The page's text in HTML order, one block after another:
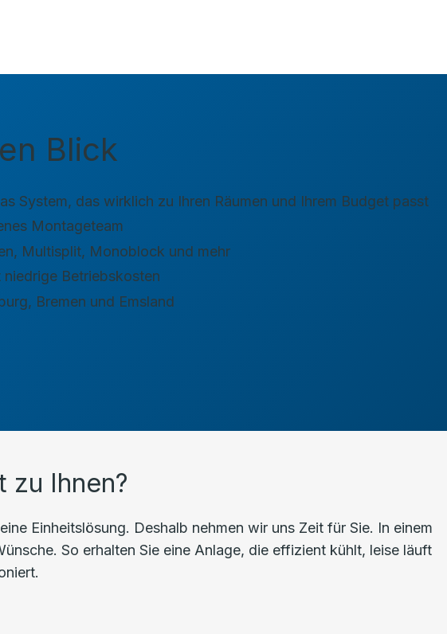
Blick
System, das wirklich zu Ihren Räumen und Ihrem Budget passt
Montageteam
Multisplit, Monoblock und mehr
Betriebskosten
Bremen und Emsland
zu Ihnen?
Einheitslösung. Deshalb nehmen wir uns Zeit für Sie. In einem
So erhalten Sie eine Anlage, die effizient kühlt, leise läuft